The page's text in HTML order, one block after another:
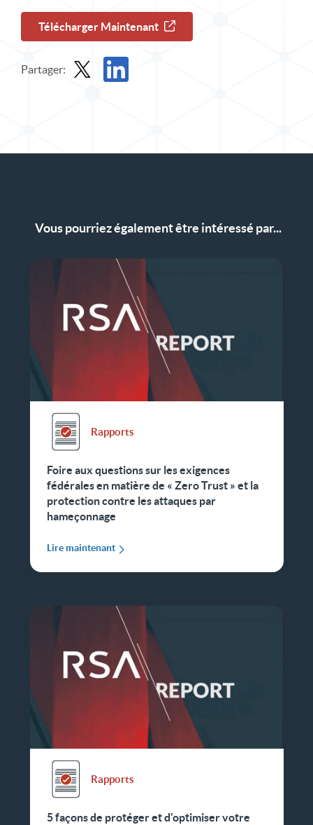
Télécharger Maintenant
Partager:
Vous pourriez également être intéressé par...
Rapports
Foire aux questions sur les exigences
fédérales en matière de « Zero Trust » et la
protection contre les attaques par
hameçonnage
Lire maintenant
Rapports
5 façons de protéger et d'optimiser votre